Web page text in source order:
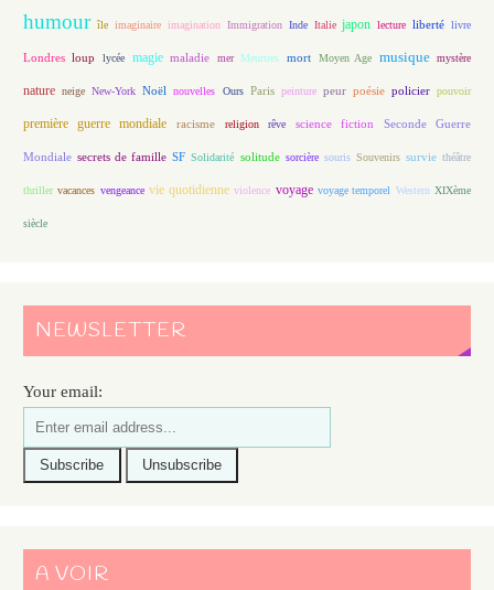
humour île imaginaire imagination Immigration Inde Italie japon lecture liberté livre
Londres loup lycée magie maladie mer Meurtres mort Moyen Age musique mystère
nature neige New-York Noël nouvelles Ours Paris peinture peur poésie policier pouvoir
première guerre mondiale racisme religion rêve science fiction Seconde Guerre
Mondiale secrets de famille SF Solidarité solitude sorcière souris Souvenirs survie théâtre
thriller vacances vengeance vie quotidienne violence voyage voyage temporel Western XIXème
siècle
NEWSLETTER
Your email:
A VOIR